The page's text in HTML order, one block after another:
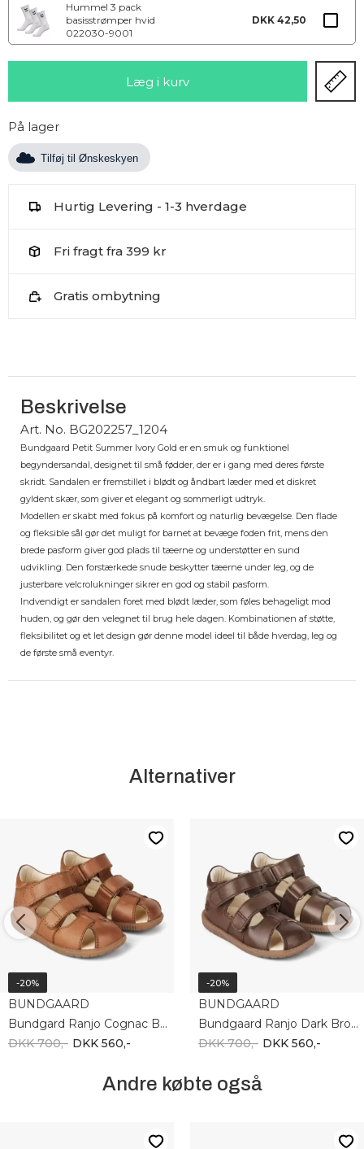
Hummel 3 pack
basisstrømper hvid
022030-9001
DKK 42,50
På lager
Tilføj til Ønskeskyen
Hurtig Levering - 1-3 hverdage
Fri fragt fra 399 kr
Gratis ombytning
Beskrivelse
Art. No. BG202257_1204
Bundgaard Petit Summer Ivory Gold er en smuk og funktionel
begyndersandal, designet til små fødder, der er i gang med deres første
skridt. Sandalen er fremstillet i blødt og åndbart læder med et diskret
gyldent skær, som giver et elegant og sommerligt udtryk.
Modellen er skabt med fokus på komfort og naturlig bevægelse. Den flade
og fleksible sål gør det muligt for barnet at bevæge foden frit, mens den
brede pasform giver god plads til tæerne og understøtter en sund
udvikling. Den forstærkede snude beskytter tæerne under leg, og de
justerbare velcrolukninger sikrer en god og stabil pasform.
Indvendigt er sandalen foret med blødt læder, som føles behageligt mod
huden, og gør den velegnet til brug hele dagen. Kombinationen af støtte,
fleksibilitet og et let design gør denne model ideel til både hverdag, leg og
de første små eventyr.
Alternativer
-20%
BUNDGAARD
Bundgard Ranjo Cognac BG202273_2115
DKK 700,- DKK 560,-
-20%
BUNDGAARD
Bundgaard Ranjo Dark Brown BG202273_2190
DKK 700,- DKK 560,-
Andre købte også